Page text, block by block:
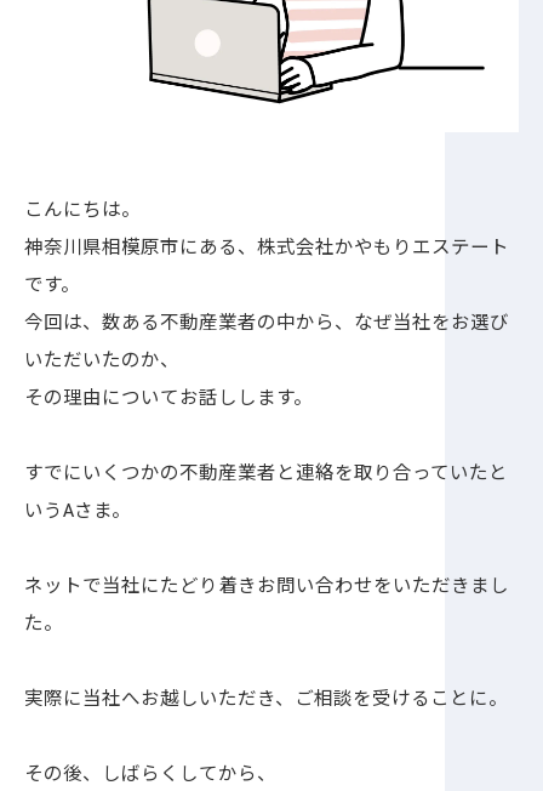
こんにちは。
神奈川県相模原市にある、株式会社かやもりエステート
です。
今回は、数ある不動産業者の中から、なぜ当社をお選び
いただいたのか、
その理由についてお話しします。
すでにいくつかの不動産業者と連絡を取り合っていたと
いうAさま。
ネットで当社にたどり着きお問い合わせをいただきまし
た。
実際に当社へお越しいただき、ご相談を受けることに。
その後、しばらくしてから、